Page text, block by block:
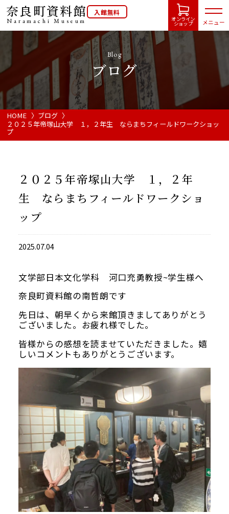
奈良町資料館
NaramachiMuseum
入館無料
オンライン
ショップ メニュー
HOME
開館カレンダー
展示会・イベント情報
ご利用案内
当館について
当館について
活動実績
お知らせ
ブログ
オンラインショップ
Blog
ブログ
HOME
ブログ
２０２５年帝塚山大学 １，２年生 ならまちフィールドワークショッ
プ
２０２５年帝塚山大学 １，２年
生 ならまちフィールドワークショ
ップ
2025.07.04
文学部日本文化学科 河口充勇教授~学生様へ
奈良町資料館の南哲朗です
先日は、朝早くから来館頂きましてありがとう
ございました。お疲れ様でした。
皆様からの感想を読ませていただきました。嬉
しいコメントもありがとうございます。